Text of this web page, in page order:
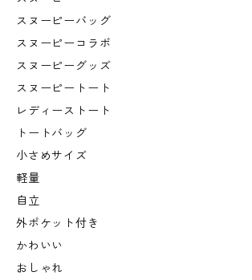
スヌーピーバッグ
スヌーピーコラボ
スヌーピーグッズ
スヌーピートート
レディーストート
トートバッグ
小さめサイズ
軽量
自立
外ポケット付き
かわいい
おしゃれ